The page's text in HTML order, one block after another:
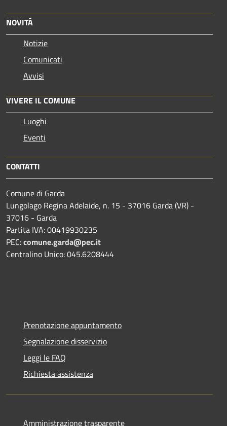
NOVITÀ
Notizie
Comunicati
Avvisi
VIVERE IL COMUNE
Luoghi
Eventi
CONTATTI
Comune di Garda
Lungolago Regina Adelaide, n. 15 - 37016 Garda (VR) -
37016 - Garda
Partita IVA: 00419930235
PEC:comune.garda@pec.it
Centralino Unico: 045.6208444
Prenotazione appuntamento
Segnalazione disservizio
Leggi le FAQ
Richiesta assistenza
Amministrazione trasparente